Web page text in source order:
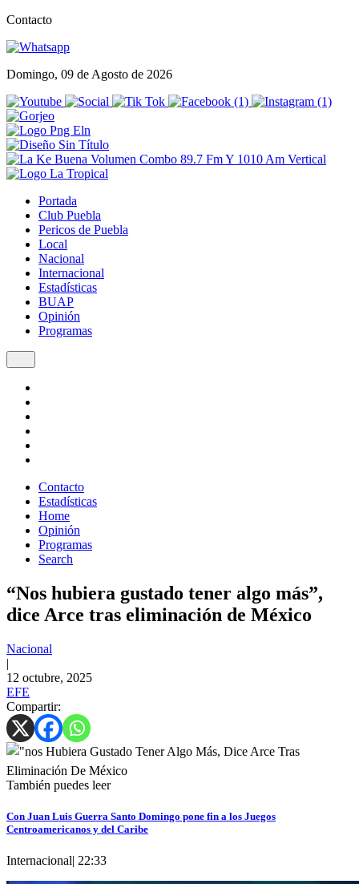
Contacto
Domingo, 09 de Agosto de 2026
Portada
Club Puebla
Pericos de Puebla
Local
Nacional
Internacional
Estadísticas
BUAP
Opinión
Programas
Contacto
Estadísticas
Home
Opinión
Programas
Search
“Nos hubiera gustado tener algo más”,
dice Arce tras eliminación de México
Nacional
|
12 octubre, 2025
EFE
Compartir:
También puedes leer
Con Juan Luis Guerra Santo Domingo pone fin a los Juegos
Centroamericanos y del Caribe
Internacional| 22:33